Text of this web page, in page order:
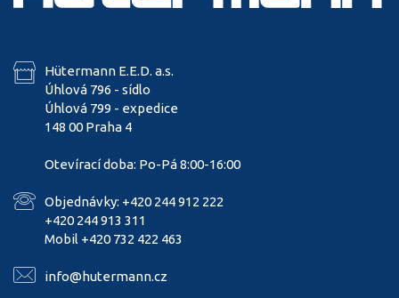
Hütermann E.E.D. a.s.
Úhlová 796 - sídlo
Úhlová 799 - expedice
148 00 Praha 4
Otevírací doba: Po-Pá 8:00-16:00
Objednávky: +420 244 912 222
+420 244 913 311
Mobil +420 732 422 463
info@hutermann.cz